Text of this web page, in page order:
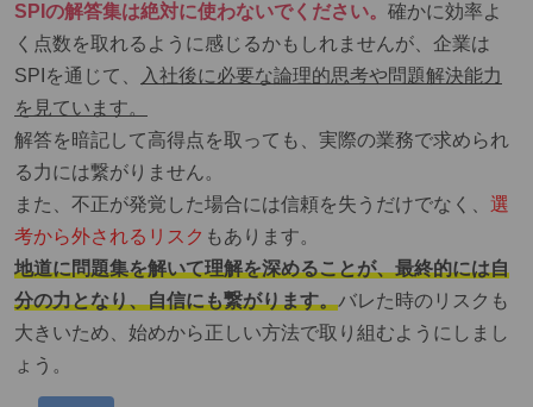
SPIの解答集は絶対に使わないでください。 確かに効率よ
く点数を取れるように感じるかもしれませんが、 企業は
SPIを通じて、
入社後に必要な論理的思考や問題解決能力
を見ています。
解答を暗記して高得点を取っても、実際の業務で求められ
る力には繋がりません。
また、不正が発覚した場合には信頼を失うだけでなく、 選
考から外されるリスク もあります。
地道に問題集を解いて理解を深めることが、最終的には自
分の力となり、自信にも繋がります。バレた時のリスクも
大きいため、始めから正しい方法で取り組むようにしまし
ょう。